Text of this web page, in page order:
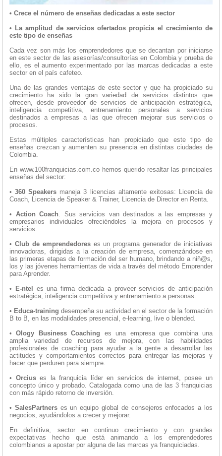
• Crece el número de enseñas dedicadas a este sector
• La amplitud de servicios ofertados propicia el crecimiento de
este tipo de enseñas
Cada vez son más los emprendedores que se decantan por iniciarse
en este sector de las asesorías/consultorías en Colombia y prueba de
ello, es el aumento experimentado por las marcas dedicadas a este
sector en el país cafeteo.
Una de las grandes ventajas de este sector y que ha propiciado su
crecimiento ha sido la gran variedad de servicios distintos que
ofrecen, desde proveedor de servicios de anticipación estratégica,
inteligencia competitiva, entrenamiento personales a servicios
destinados a empresas a las que ofrecen mejorar sus servicios o
procesos.
Estas múltiples características han propiciado que este tipo de
enseñas crezcan y aumenten su presencia en distintas ciudades de
Colombia.
En www.100franquicias.com.co hemos querido resaltar las principales
enseñas del sector:
•360 Speakers maneja 3 licencias altamente exitosas: Licencia de
Coach, Licencia de Speaker & Trainer, Licencia de Director en Renta.
• Action Coach. Sus servicios van destinados a las empresas y
empresarios individuales ofreciéndoles la mejora en procesos y
servicios.
• Club de emprendedoreses un programa generador de iniciativas
innovadoras, dirigidas a la creación de empresa, comenzándose en
las primeras etapas de formación del ser humano, brindando a niñ@s,
los y las jóvenes herramientas de vida a través del método Emprender
para Aprender.
•
E-ntel
es una firma dedicada a proveer servicios de anticipación
estratégica, inteligencia competitiva y entrenamiento a personas.
• Educa-training desempeña su actividad en el sector de la formación
B to B, en las modalidades presencial, e-learning, live o blended.
•Ology Business Coaching es una empresa que combina una
amplia variedad de recursos de mejora, con las habilidades
profesionales de coaching para ayudar a la gente a desarrollar las
actitudes y comportamientos correctos para entregar las mejoras y
hacer que perduren para siempre.
• Orciuses la franquicia líder en servicios de internet, posee un
concepto único y probado. Catalogada como una de las 3 franquicias
con más rápido retorno de inversión.
• SalesPartnerses un equipo global de consejeros enfocados a los
negocios, ayudándolos a crecer y mejorar.
En definitiva, sector en continuo crecimiento y con grandes
expectativas hecho que está animando a los emprendedores
colombianos a apostar por alguna de las marcas ya franquiciadas.